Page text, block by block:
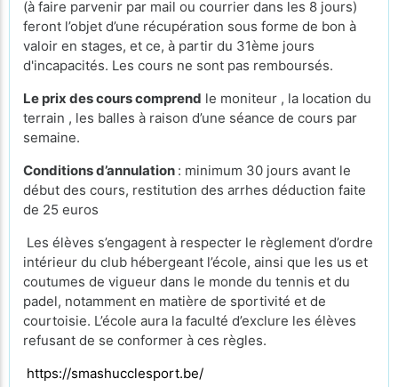
(à faire parvenir par mail ou courrier dans les 8 jours)
feront l’objet d’une récupération sous forme de bon à
valoir en stages, et ce, à partir du 31ème jours
d'incapacités. Les cours ne sont pas remboursés.
Le prix des cours comprend le moniteur , la location du
terrain , les balles à raison d’une séance de cours par
semaine.
Conditions d’annulation : minimum 30 jours avant le
début des cours, restitution des arrhes déduction faite
de 25 euros
Les élèves s’engagent à respecter le règlement d’ordre
intérieur du club hébergeant l’école, ainsi que les us et
coutumes de vigueur dans le monde du tennis et du
padel, notamment en matière de sportivité et de
courtoisie. L’école aura la faculté d’exclure les élèves
refusant de se conformer à ces règles.
https://smashucclesport.be/